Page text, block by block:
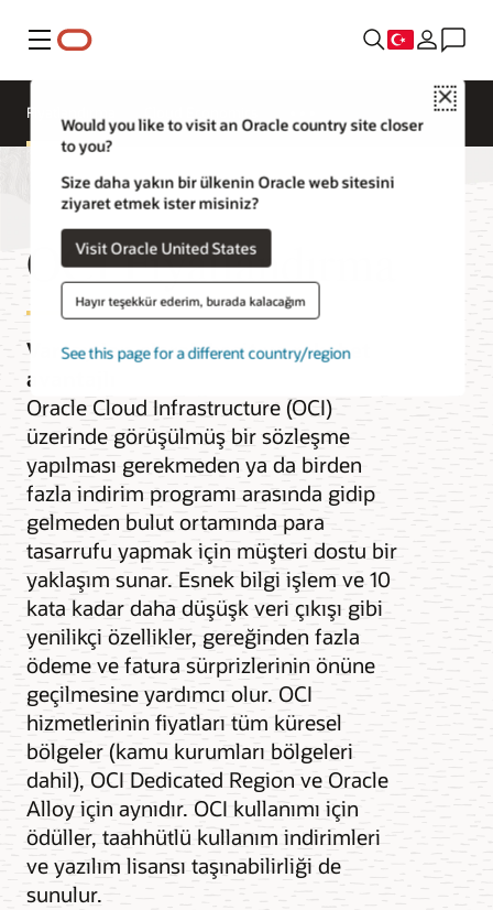
Menü
Close
Would you like to visit an Oracle country site closer
to you?
Size daha yakın bir ülkenin Oracle web sitesini
ziyaret etmek ister misiniz?
Visit Oracle United States
Hayır teşekkür ederim, burada kalacağım
See this page for a different country/region
Fiyatlandırma
OCI Fiyatlandırma
Varsayılan olarak basit ve rekabet
avantajlı
Oracle Cloud Infrastructure (OCI)
üzerinde görüşülmüş bir sözleşme
yapılması gerekmeden ya da birden
fazla indirim programı arasında gidip
gelmeden bulut ortamında para
tasarrufu yapmak için müşteri dostu bir
yaklaşım sunar. Esnek bilgi işlem ve 10
kata kadar daha düşüşk veri çıkışı gibi
yenilikçi özellikler, gereğinden fazla
ödeme ve fatura sürprizlerinin önüne
geçilmesine yardımcı olur. OCI
hizmetlerinin fiyatları tüm küresel
bölgeler (kamu kurumları bölgeleri
dahil), OCI Dedicated Region ve Oracle
Alloy için aynıdır. OCI kullanımı için
ödüller, taahhütlü kullanım indirimleri
ve yazılım lisansı taşınabilirliği de
sunulur.